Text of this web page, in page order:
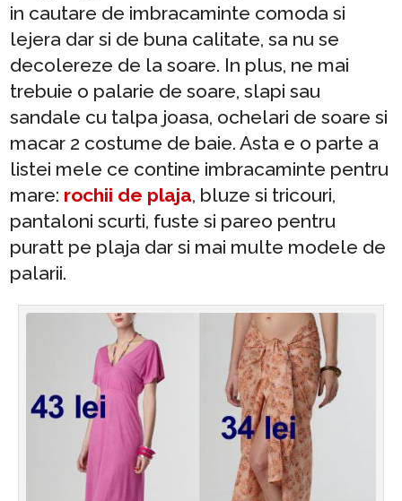
in cautare de imbracaminte comoda si
lejera dar si de buna calitate, sa nu se
decolereze de la soare. In plus, ne mai
trebuie o palarie de soare, slapi sau
sandale cu talpa joasa, ochelari de soare si
macar 2 costume de baie. Asta e o parte a
listei mele ce contine imbracaminte pentru
mare: rochii de plaja, bluze si tricouri,
pantaloni scurti, fuste si pareo pentru
puratt pe plaja dar si mai multe modele de
palarii.